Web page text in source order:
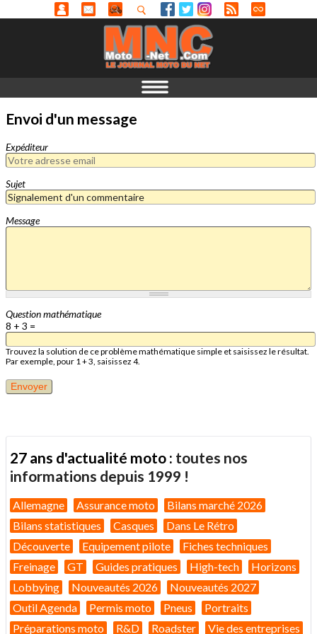
Envoi d'un message
Expéditeur
Sujet
Message
Question mathématique
8 + 3 =
Trouvez la solution de ce problème mathématique simple et saisissez le résultat.
Par exemple, pour 1 + 3, saisissez 4.
27 ans d'actualité moto : toutes nos
informations depuis 1999 !
Allemagne Assurance moto
Bilans marché 2026
Bilans statistiques
Casques
Dans Le Rétro
Découverte
Equipement pilote
Fiches techniques
Freinage
GT Guides pratiques High-tech
Horizons
Lobbying
Nouveautés 2026
Nouveautés 2027
Outil Agenda
Permis moto Pneus
Portraits
Préparations moto
R&D Roadster Vie des entreprises